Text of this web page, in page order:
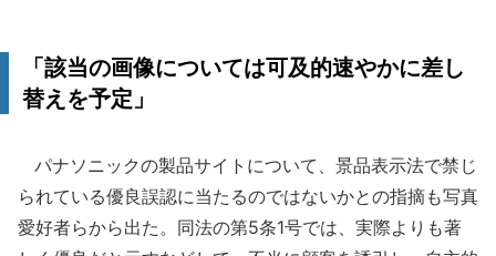
「該当の画像については可及的速やかに差し
替えを予定」
パナソニックの製品サイトについて、景品表示法で禁じ
られている優良誤認に当たるのではないかとの指摘も写真
愛好者らから出た。同法の第5条1号では、実際よりも著